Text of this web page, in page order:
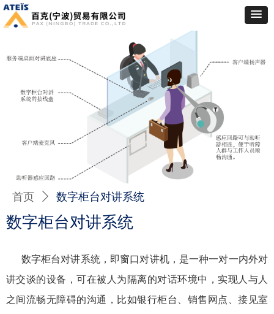
首页 ꄲ 数字柜台对讲系统
数字柜台对讲系统
数字柜台对讲系统，即窗口对讲机，是一种一对一内外对
讲交谈的设备，可在被人为隔离的对话环境中，实现人与人
之间流畅无障碍的沟通，比如银行柜台、销售网点、接见室